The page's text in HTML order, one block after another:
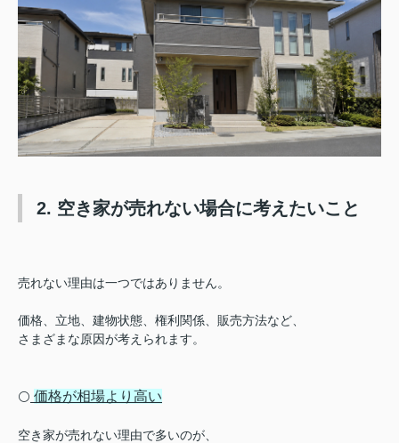
2. 空き家が売れない場合に考えたいこと
売れない理由は一つではありません。
価格、立地、建物状態、権利関係、販売方法など、
さまざまな原因が考えられます。
⚪️ 価格が相場より高い
空き家が売れない理由で多いのが、